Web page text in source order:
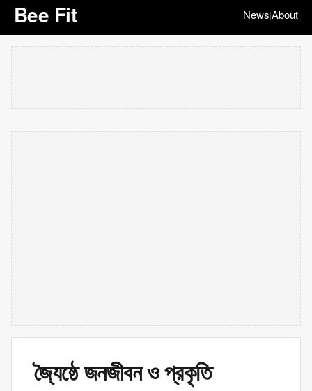
Bee Fit News|About
জ্যৈষ্ঠে জনজীবন ও প্রকৃতি